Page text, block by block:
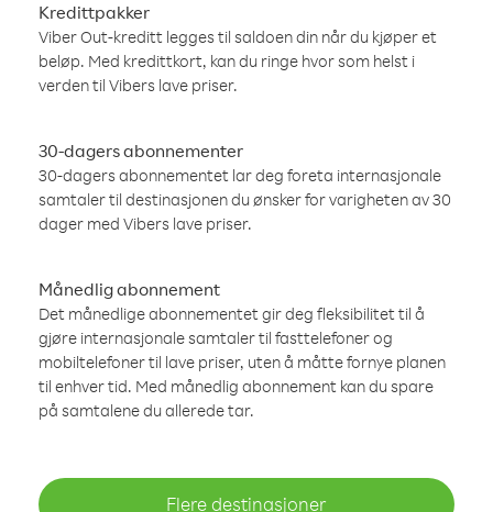
Kredittpakker
Viber Out-kreditt legges til saldoen din når du kjøper et
beløp. Med kredittkort, kan du ringe hvor som helst i
verden til Vibers lave priser.
30-dagers abonnementer
30-dagers abonnementet lar deg foreta internasjonale
samtaler til destinasjonen du ønsker for varigheten av 30
dager med Vibers lave priser.
Månedlig abonnement
Det månedlige abonnementet gir deg fleksibilitet til å
gjøre internasjonale samtaler til fasttelefoner og
mobiltelefoner til lave priser, uten å måtte fornye planen
til enhver tid. Med månedlig abonnement kan du spare
på samtalene du allerede tar.
Flere destinasjoner